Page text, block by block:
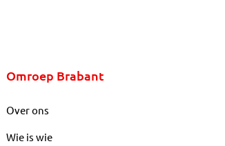
Omroep Brabant
Over ons
Wie is wie